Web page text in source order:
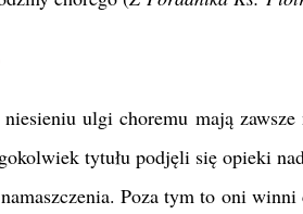
ulgi choremu mają
tytułu podjęli się opieki
Poza tym to oni